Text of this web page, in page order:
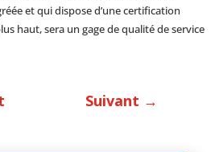
et qui dispose d’une certification
haut, sera un gage de qualité de service
Suivant →